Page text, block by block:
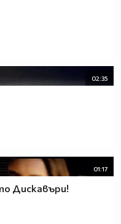
02:35
01:17
Дискавъри!